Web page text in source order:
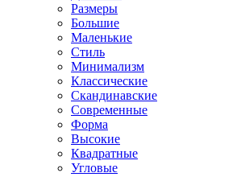
Размеры
Большие
Маленькие
Стиль
Минимализм
Классические
Скандинавские
Современные
Форма
Высокие
Квадратные
Угловые